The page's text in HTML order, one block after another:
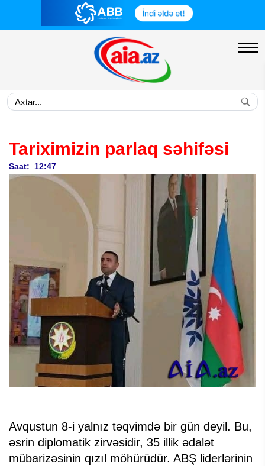
Tariximizin parlaq səhifəsi
Saat: 12:47
Avqustun 8-i yalnız təqvimdə bir gün deyil. Bu,
əsrin diplomatik zirvəsidir, 35 illik ədalət
mübarizəsinin qızıl möhürüdür. ABŞ liderlərinin